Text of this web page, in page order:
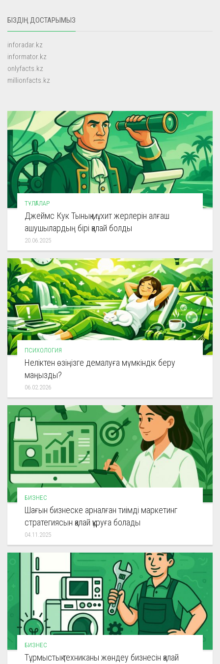
БІЗДІҢ ДОСТАРЫМЫЗ
inforadar.kz
informator.kz
onlyfacts.kz
millionfacts.kz
ТҰЛҒАЛАР
Джеймс Кук Тынық мұхит жерлерін алғаш
ашушылардың бірі қалай болды
20.06.2025
ПСИХОЛОГИЯ
Неліктен өзіңізге демалуға мүмкіндік беру
маңызды?
06.02.2026
БИЗНЕС
Шағын бизнеске арналған тиімді маркетинг
стратегиясын қалай құруға болады
04.11.2025
БИЗНЕС
Тұрмыстық техниканы жөндеу бизнесін қалай